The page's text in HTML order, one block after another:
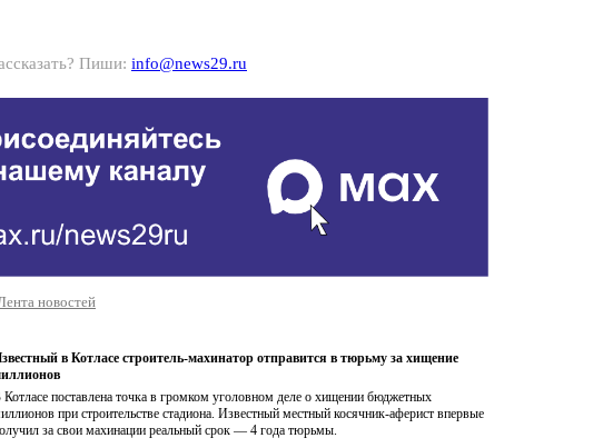
Пиши: info@news29.ru
новостей
в Котласе строитель-махинатор отправится в тюрьму за хищение
поставлена точка в громком уголовном деле о хищении бюджетных
при строительстве стадиона. Известный местный косячник-аферист впервые
за свои махинации реальный срок — 4 года тюрьмы.